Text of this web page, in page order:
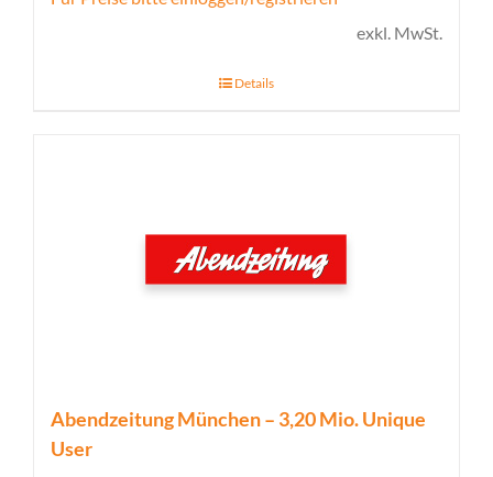
exkl. MwSt.
Details
Abendzeitung München – 3,20 Mio. Unique
User